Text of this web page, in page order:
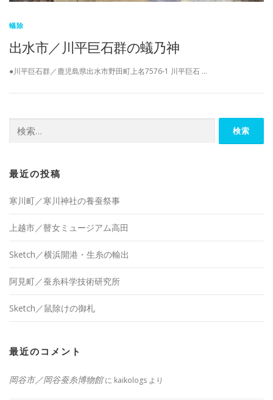
蟻除
出水市／川平巨石群の蟻乃神
●川平巨石群／鹿児島県出水市野田町上名7576-1 川平巨石 …
索:
最近の投稿
寒川町／寒川神社の養蚕祭事
上越市／瞽女ミュージアム高田
Sketch／横浜開港・生糸の輸出
阿見町／蚕糸科学技術研究所
Sketch／鼠除けの御札
最近のコメント
岡谷市／岡谷蚕糸博物館に kaikologs より